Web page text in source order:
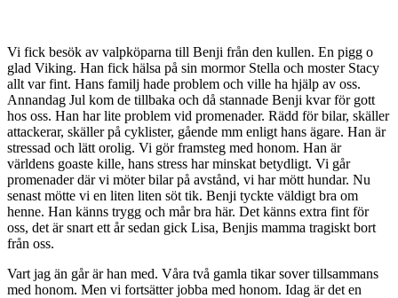
Vi fick besök av valpköparna till Benji från den kullen. En pigg o
glad Viking. Han fick hälsa på sin mormor Stella och moster Stacy
allt var fint. Hans familj hade problem och ville ha hjälp av oss.
Annandag Jul kom de tillbaka och då stannade Benji kvar för gott
hos oss. Han har lite problem vid promenader. Rädd för bilar, skäller
attackerar, skäller på cyklister, gående mm enligt hans ägare. Han är
stressad och lätt orolig. Vi gör framsteg med honom. Han är
världens goaste kille, hans stress har minskat betydligt. Vi går
promenader där vi möter bilar på avstånd, vi har mött hundar. Nu
senast mötte vi en liten liten söt tik. Benji tyckte väldigt bra om
henne. Han känns trygg och mår bra här. Det känns extra fint för
oss, det är snart ett år sedan gick Lisa, Benjis mamma tragiskt bort
från oss.
Vart jag än går är han med. Våra två gamla tikar sover tillsammans
med honom. Men vi fortsätter jobba med honom. Idag är det en